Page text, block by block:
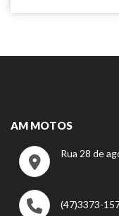
AM MOTOS
Rua 28 de
(47)3373-